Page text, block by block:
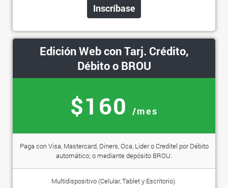
Inscríbase
Edición Web con Tarj. Crédito,
Débito o BROU
$160 /mes
Paga con Visa, Mastercard, Diners, Oca, Lider o Creditel por Débito
automático; o mediante depósito BROU.
Multidispositivo (Celular, Tablet y Escritorio).